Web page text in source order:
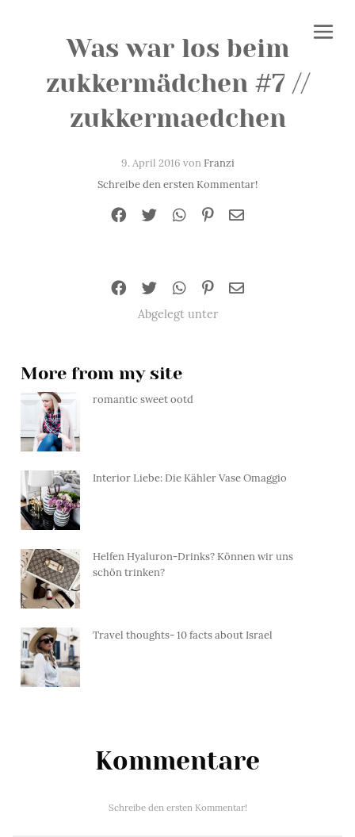
Was war los beim
zukkermädchen #7 //
zukkermaedchen
9. April 2016 vonFranzi
Schreibe den ersten Kommentar!
Abgelegt unter
More from my site
romantic sweet ootd
Interior Liebe: Die Kähler Vase Omaggio
Helfen Hyaluron-Drinks? Können wir uns
schön trinken?
Travel thoughts- 10 facts about Israel
Kommentare
Schreibe den ersten Kommentar!